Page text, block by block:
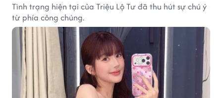
Tình trạng hiện tại của Triệu Lộ Tư đã thu hút sự chú ý
từ phía công chúng.